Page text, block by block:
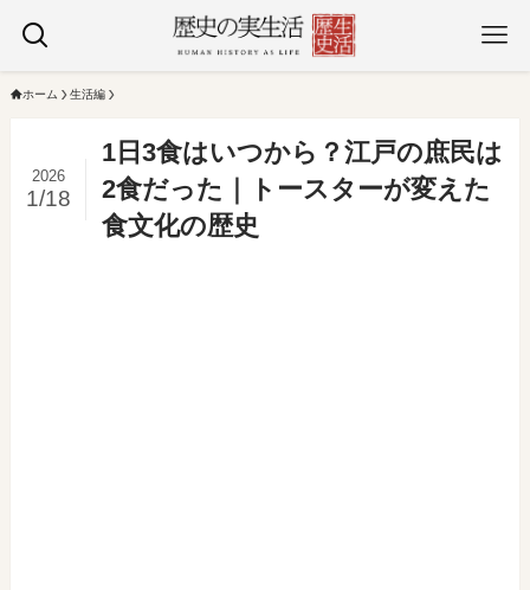
ホーム 生活編
1日3食はいつから？江戸の庶民は
2食だった｜トースターが変えた
食文化の歴史
2026
1/18